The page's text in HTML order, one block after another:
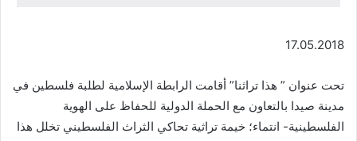
17.05.2018
تحت عنوان ” هذا تراثنا” أقامت الرابطة الإسلامية لطلبة فلسطين في
مدينة صيدا بالتعاون مع الحملة الدولية للحفاظ على الهوية
الفلسطينية- انتماء؛ خيمة تراثية تحاكي الثراث الفلسطيني تخلل هذا